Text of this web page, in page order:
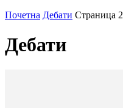
Почетна Дебати Страница 2
Дебати